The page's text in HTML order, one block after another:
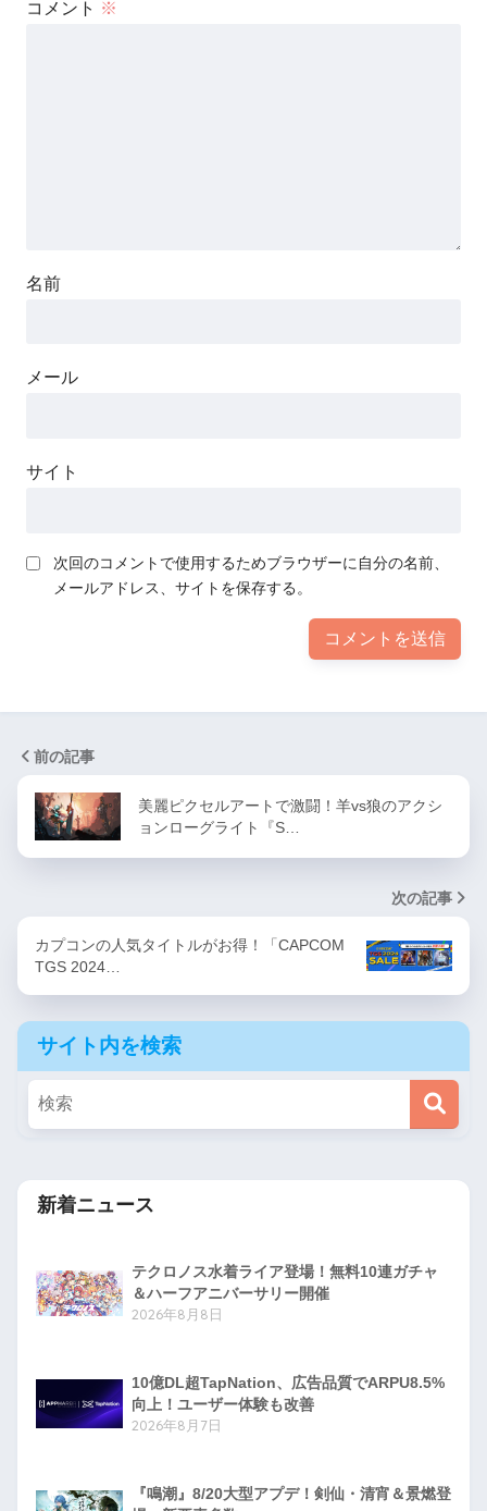
コメント ※
名前
メール
サイト
次回のコメントで使用するためブラウザーに自分の名前、
メールアドレス、サイトを保存する。
前の記事
美麗ピクセルアートで激闘！羊vs狼のアクシ
ョンローグライト『S…
次の記事
カプコンの人気タイトルがお得！「CAPCOM
TGS 2024…
サイト内を検索
新着ニュース
テクロノス水着ライア登場！無料10連ガチャ
＆ハーフアニバーサリー開催
2026年8月8日
10億DL超TapNation、広告品質でARPU8.5%
向上！ユーザー体験も改善
2026年8月7日
『鳴潮』8/20大型アプデ！剣仙・清宵＆景燃登